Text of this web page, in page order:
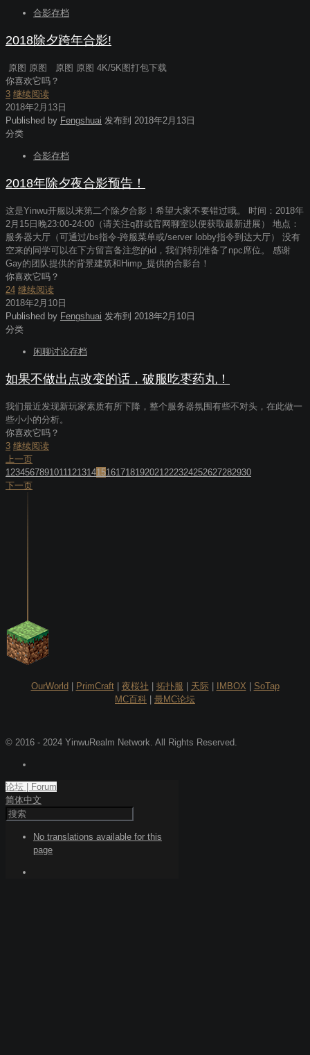
合影存档
2018除夕跨年合影!
原图 原图 原图 原图 4K/5K图打包下载
你喜欢它吗？
3 继续阅读
2018年2月13日
Published by Fengshuai 发布到 2018年2月13日
分类
合影存档
2018年除夕夜合影预告！
这是Yinwu开服以来第二个除夕合影！希望大家不要错过哦。 时间：2018年
2月15日晚23:00-24:00（请关注q群或官网聊室以便获取最新进展） 地点：
服务器大厅（可通过/bs指令-跨服菜单或/server lobby指令到达大厅） 没有
空来的同学可以在下方留言备注您的id，我们特别准备了npc席位。 感谢
Gay的团队提供的背景建筑和Himp_提供的合影台！
你喜欢它吗？
24 继续阅读
2018年2月10日
Published by Fengshuai 发布到 2018年2月10日
分类
闲聊讨论存档
如果不做出点改变的话，破服吃枣药丸！
我们最近发现新玩家素质有所下降，整个服务器氛围有些不对头，在此做一
些小小的分析。
你喜欢它吗？
3 继续阅读
上一页
123456789101112131415161718192021222324252627282930
下一页
OurWorld PrimCraft| 夜桜社 拓扑服 天际| IMBOX
SoTap
MC百科
最MC论坛
© 2016 - 2024 YinwuRealm Network. All Rights Reserved.
论坛 | Forum
简体中文
No translations available for this
page